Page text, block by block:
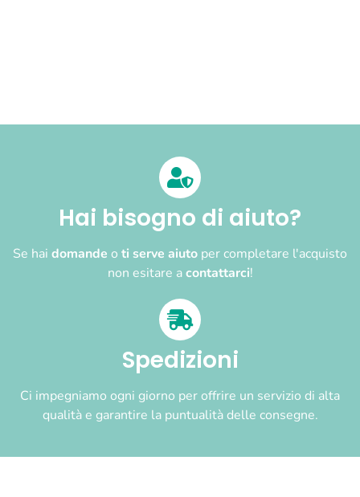
Hai bisogno di aiuto?
Se hai domande o ti serve aiuto per completare l'acquisto
non esitare acontattarci!
Spedizioni
Ci impegniamo ogni giorno per offrire un servizio di alta
qualità e garantire la puntualità delle consegne.